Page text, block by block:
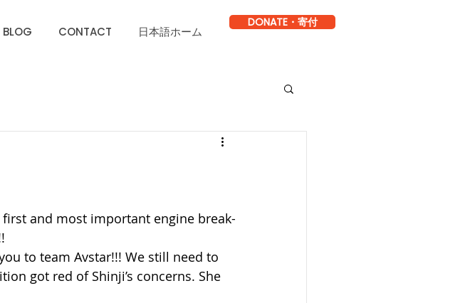
BLOG CONTACT 日本語ホーム
DONATE・寄付
first and most important engine break-
to team Avstar!!! We still need to
got red of Shinji’s concerns. She